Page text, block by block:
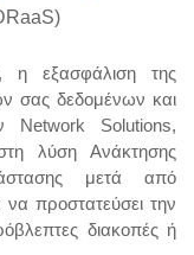
η εξασφάλιση της
σας δεδομένων και
Network Solutions,
λύση Ανάκτησης
μετά από
προστατεύσει την
διακοπές ή